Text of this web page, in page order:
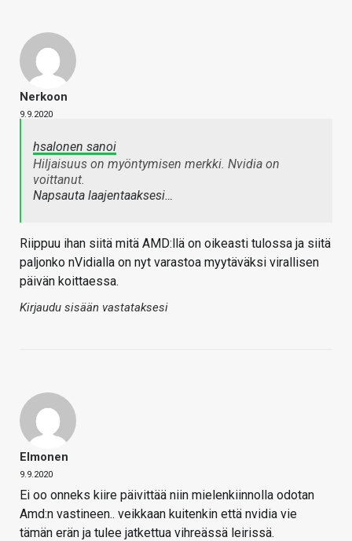
Nerkoon
9.9.2020
hsalonen sanoi
Hiljaisuus on myöntymisen merkki. Nvidia on
voittanut.
Napsauta laajentaaksesi…
Riippuu ihan siitä mitä AMD:llä on oikeasti tulossa ja siitä
paljonko nVidialla on nyt varastoa myytäväksi virallisen
päivän koittaessa.
Kirjaudu sisään vastataksesi
Elmonen
9.9.2020
Ei oo onneks kiire päivittää niin mielenkiinnolla odotan
Amd:n vastineen.. veikkaan kuitenkin että nvidia vie
tämän erän ja tulee jatkettua vihreässä leirissä.